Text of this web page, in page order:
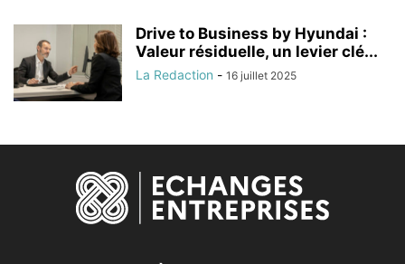
Drive to Business by Hyundai :
Valeur résiduelle, un levier clé...
La Redaction - 16 juillet 2025